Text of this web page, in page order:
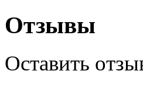
Отзывы
Оставить